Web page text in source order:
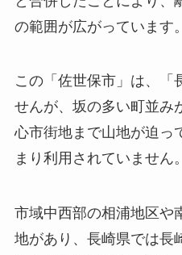
の範囲が広がっています。
この「佐世保市」は、「
せんが、坂の多い町並み
心市街地まで山地が迫っ
まり利用されていません。
市域中西部の相浦地区や
地があり、長崎県では長